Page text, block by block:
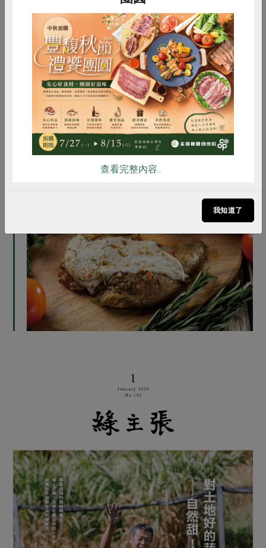
香草雞胸肉
使用江森白肉雞雞胸，一上架即頗受社員好評。時下
最流行的天然香料調味方式，解凍後烘烤或煎煮，簡
單方便。兩塊雞胸分量十足，口感軟嫩，自行加入配
菜拌炒，可快速端出滿滿一大盤的可口菜色。近來健
康飲食風盛行，雞胸肉為低脂白肉，加上合作社減添
加物的調味方式，是各面向都健康的選擇。
惜食 RPET 食譜 減硝酸鹽
雞蛋 食安 共同購買
查看完整內容..
我知道了